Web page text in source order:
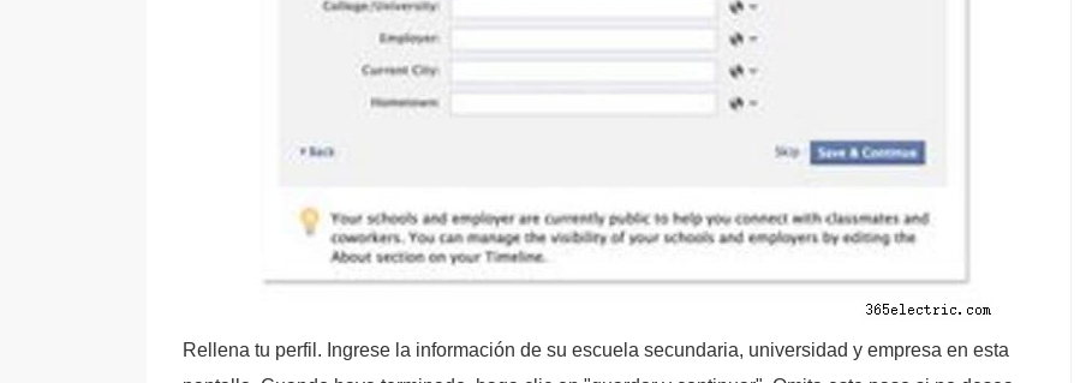
Rellena tu perfil. Ingrese la información de su escuela secundaria, universidad y empresa en esta